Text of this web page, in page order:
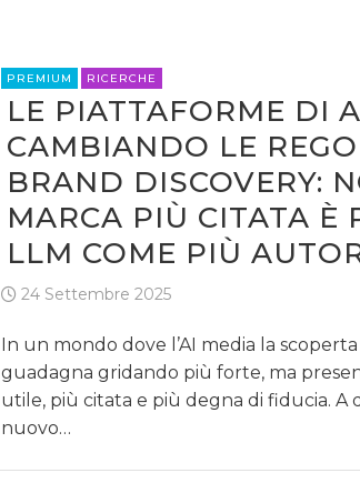
PREMIUM RICERCHE
LE PIATTAFORME DI
CAMBIANDO LE
BRAND DISCOVERY:
MARCA PIÙ CITATA È
LLM COME PIÙ
24 Settembre 2025
In un mondo dove l’AI media la
guadagna gridando più forte, ma
utile, più citata e più degna di fiducia. A
nuovo…